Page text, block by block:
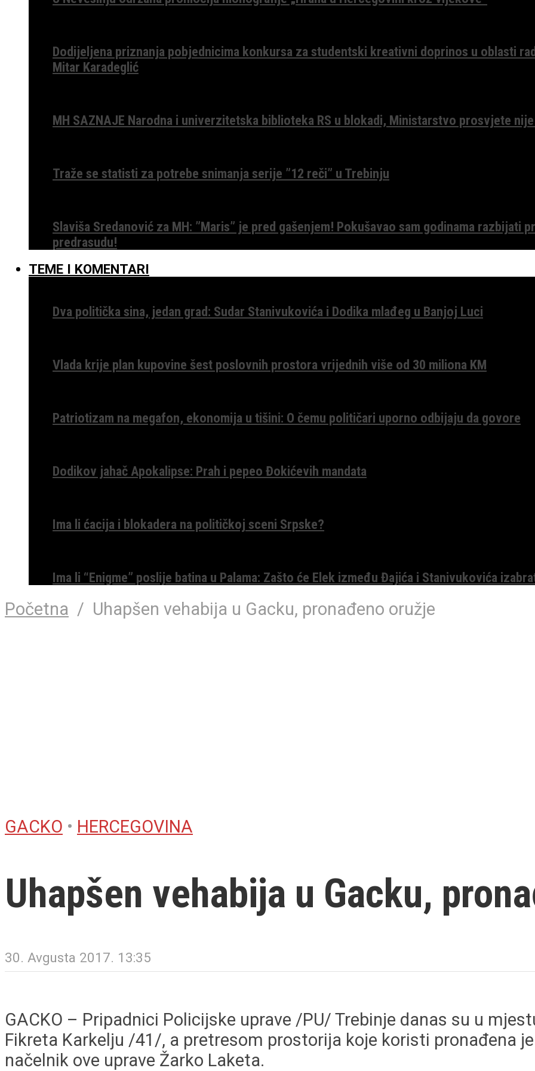
Dodijeljena priznanja pobjednicima konkursa za studentski kreativni doprinos u oblasti
Mitar Karadeglić
MH SAZNAJE Narodna i univerzitetska biblioteka RS u blokadi, Ministarstvo prosvjete nije
Traže se statisti za potrebe snimanja serije ”12 reči” u Trebinju
Slaviša Sredanović za MH: ”Maris” je pred gašenjem! Pokušavao sam godinama razbijati
predrasudu!
TEME I KOMENTARI
Dva politička sina, jedan grad: Sudar Stanivukovića i Dodika mlađeg u Banjoj Luci
Vlada krije plan kupovine šest poslovnih prostora vrijednih više od 30 miliona KM
Patriotizam na megafon, ekonomija u tišini: O čemu političari uporno odbijaju da govore
Dodikov jahač Apokalipse: Prah i pepeo Đokićevih mandata
Ima li ćacija i blokadera na političkoj sceni Srpske?
Ima li “Enigme” poslije batina u Palama: Zašto će Elek između Đajića i Stanivukovića
Početna / Uhapšen vehabija u Gacku, pronađeno oružje
GACKO • HERCEGOVINA
Uhapšen vehabija u Gacku,
30. Avgusta 2017. 13:35
GACKO – Pripadnici Policijske uprave /PU/ Trebinje danas su u
Fikreta Karkelju /41/, a pretresom prostorija koje koristi pronađena
načelnik ove uprave Žarko Laketa.